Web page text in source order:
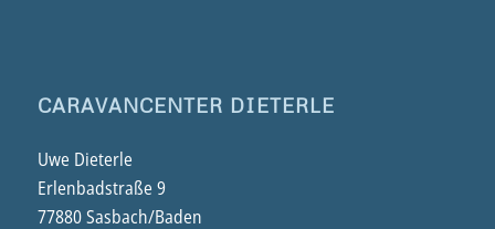
CARAVANCENTER DIETERLE
Uwe Dieterle
Erlenbadstraße 9
77880 Sasbach/Baden